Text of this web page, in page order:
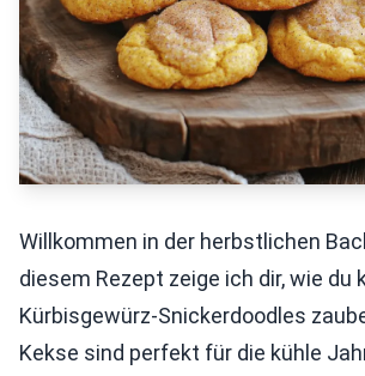
Willkommen in der herbstlichen
diesem Rezept zeige ich dir, wie du
Kürbisgewürz-Snickerdoodles
Kekse sind perfekt für die kühle